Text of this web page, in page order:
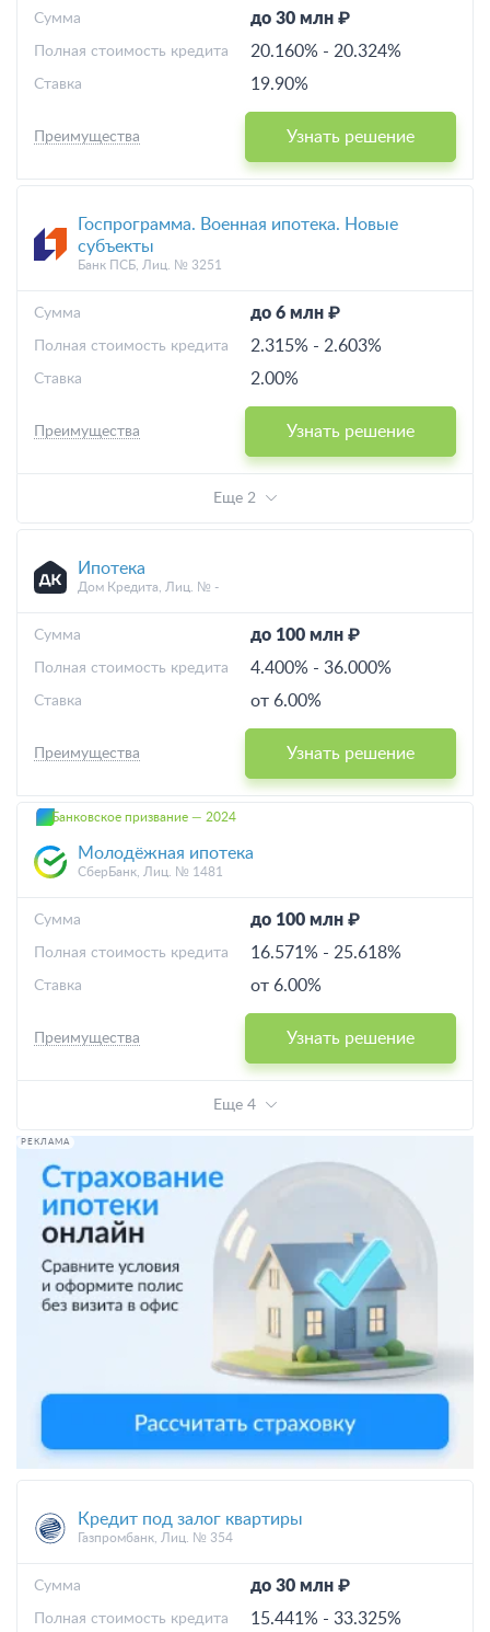
до 30 млн ₽
Cумма
20.160% - 20.324%
Полная стоимость кредита
19.90%
Ставка
Узнать решение
Преимущества
Госпрограмма. Военная ипотека. Новые
субъекты
Банк ПСБ, Лиц. № 3251
до 6 млн ₽
Cумма
2.315% - 2.603%
Полная стоимость кредита
2.00%
Ставка
Узнать решение
Преимущества
Еще 2
Ипотека
Дом Кредита, Лиц. № -
до 100 млн ₽
Cумма
4.400% - 36.000%
Полная стоимость кредита
от 6.00%
Ставка
Узнать решение
Преимущества
Банковское призвание — 2024
Молодёжная ипотека
СберБанк, Лиц. № 1481
до 100 млн ₽
Cумма
16.571% - 25.618%
Полная стоимость кредита
от 6.00%
Ставка
Узнать решение
Преимущества
Еще 4
РЕКЛАМА
Кредит под залог квартиры
Газпромбанк, Лиц. № 354
до 30 млн ₽
Cумма
15.441% - 33.325%
Полная стоимость кредита